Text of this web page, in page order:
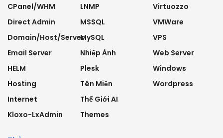
CPanel/WHM
Direct Admin
Domain/Host/Server
Email Server
HELM
Hosting
Internet
Kloxo-LxAdmin
LNMP
MSSQL
MySQL
Nhiếp Ảnh
Plesk
Tên Miền
Thế Giới AI
Themes
Virtuozzo
VMWare
VPS
Web Server
Windows
Wordpress